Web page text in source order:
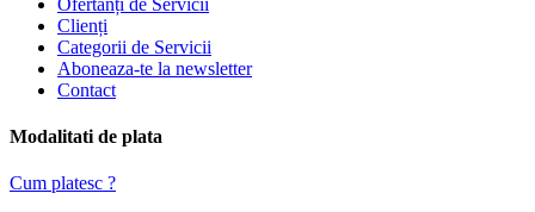
Clienți
Categorii de Servicii
Aboneaza-te la newsletter
Contact
Modalitati de plata
Cum platesc ?